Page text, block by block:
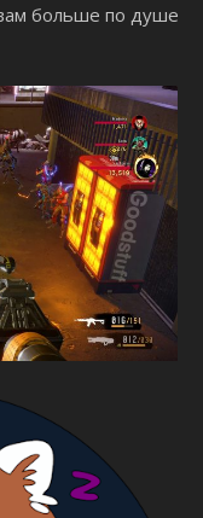
больше по душе